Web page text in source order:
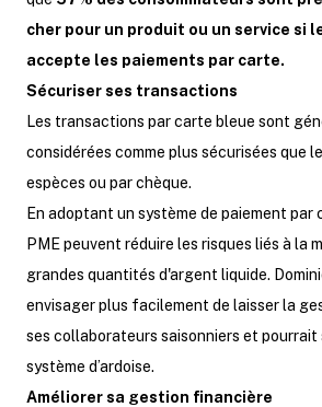
cher pour un produit ou un service si
accepte les paiements par carte.
Sécuriser ses transactions
Les transactions par carte bleue sont
considérées comme plus sécurisées que
espèces ou par chèque.
En adoptant un système de paiement par
PME peuvent réduire les risques liés à la
grandes quantités d'argent liquide.
envisager plus facilement de laisser la
ses collaborateurs saisonniers et pourrait
système d’ardoise.
Améliorer sa gestion financière